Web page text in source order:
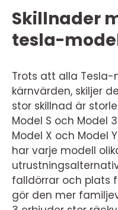
Skillnader
tesla-
Trots att alla
kärnvärden, skiljer
stor skillnad är
Model S och Model
Model X och Model
har varje modell
falldörrar och plats
gör den mer